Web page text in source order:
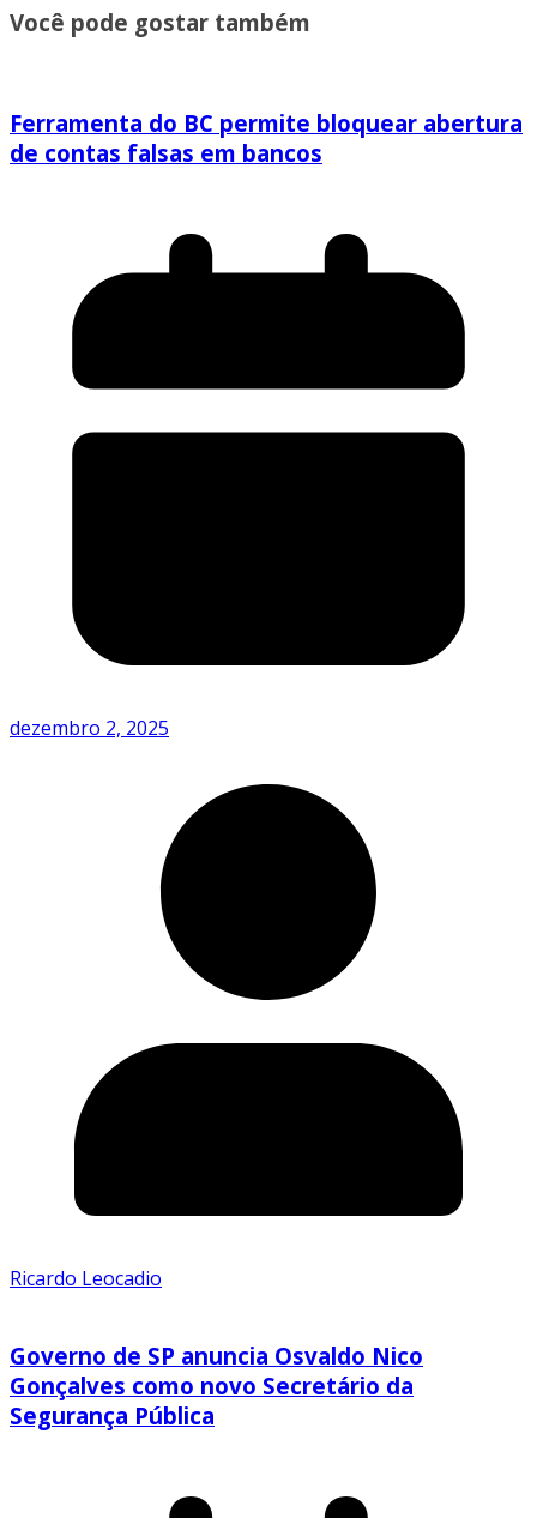
Você pode gostar também
Ferramenta do BC permite bloquear abertura
de contas falsas em bancos
dezembro 2, 2025
Ricardo Leocadio
Governo de SP anuncia Osvaldo Nico
Gonçalves como novo Secretário da
Segurança Pública